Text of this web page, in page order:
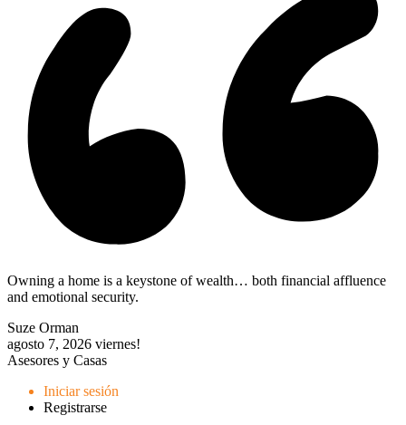
Owning a home is a keystone of wealth… both financial affluence
and emotional security.
Suze Orman
agosto 7, 2026 viernes!
Asesores y Casas
Iniciar sesión
Registrarse